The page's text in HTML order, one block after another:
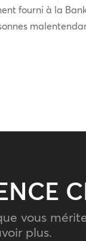
fourni à la
vous
plus.